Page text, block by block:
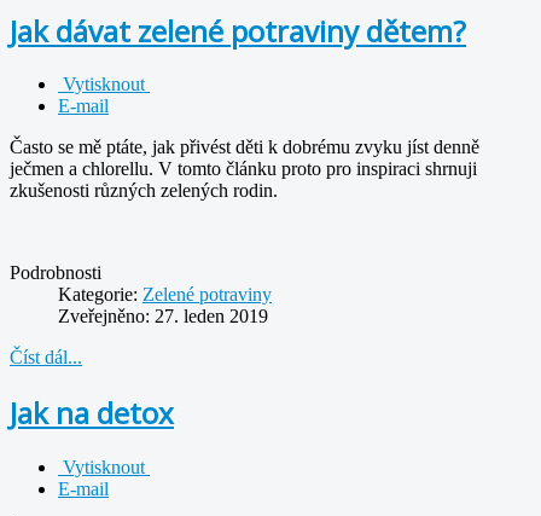
Jak dávat zelené potraviny dětem?
Vytisknout
E-mail
Často se mě ptáte, jak přivést děti k dobrému zvyku jíst denně
ječmen a chlorellu. V tomto článku proto pro inspiraci shrnuji
zkušenosti různých zelených rodin.
Podrobnosti
Kategorie: Zelené potraviny
Zveřejněno: 27. leden 2019
Číst dál...
Jak na detox
Vytisknout
E-mail